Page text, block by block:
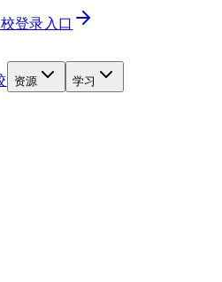
登录入口
资源 学习